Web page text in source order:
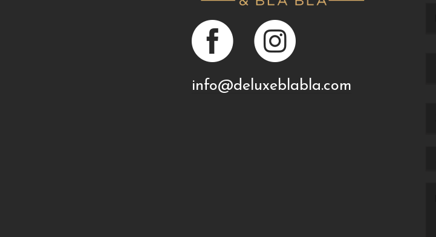
info@deluxeblabla.com